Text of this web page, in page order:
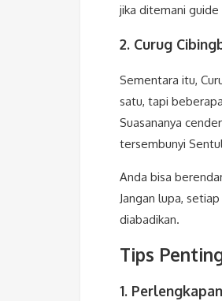
jika ditemani
2. Curug
Sementara itu,
satu, tapi
Suasananya
tersembunyi
Anda bisa
Jangan lupa,
diabadikan.
Tips
1.